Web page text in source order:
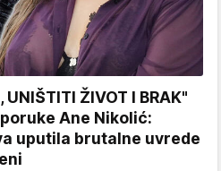
UNIŠTITI ŽIVOT I BRAK"
Ane Nikolić:
uputila brutalne uvrede